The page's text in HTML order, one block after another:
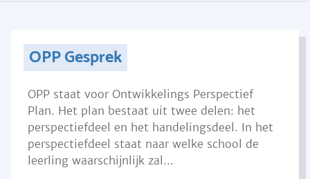
OPP Gesprek
OPP staat voor Ontwikkelings Perspectief
Plan. Het plan bestaat uit twee delen: het
perspectiefdeel en het handelingsdeel. In het
perspectiefdeel staat naar welke school de
leerling waarschijnlijk zal...